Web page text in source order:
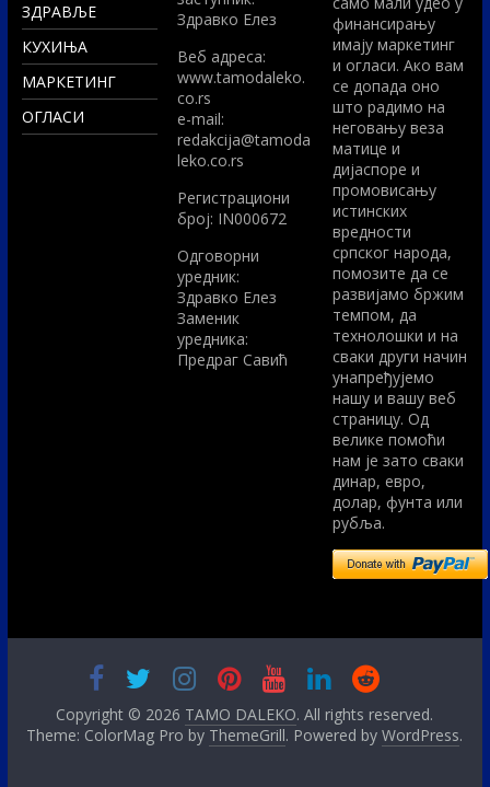
ЗДРАВЉЕ
КУХИЊА
МАРКЕТИНГ
ОГЛАСИ
Здравко Елез
Вeб адреса:
www.tamodaleko.
co.rs
e-mail:
redakcija@tamoda
leko.co.rs
Регистрациони
број: IN000672
Одговорни
уредник:
Здравко Елез
Заменик
уредника:
Предраг Савић
финансирању
имају маркетинг
и огласи. Ако вам
се допада оно
што радимо на
неговању веза
матице и
дијаспоре и
промовисању
истинских
вредности
српског народа,
помозите да се
развијамо бржим
темпом, да
технолошки и на
сваки други начин
унапређујемо
нашу и вашу веб
страницу. Од
велике помоћи
нам је зато сваки
динар, евро,
долар, фунта или
рубља.
Copyright © 2026 TAMO DALEKO. All rights reserved.
Theme: ColorMag Pro by ThemeGrill. Powered byWordPress.